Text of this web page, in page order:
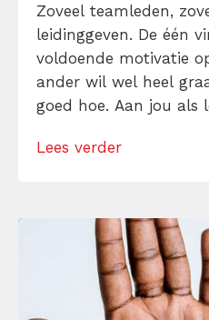
Zoveel teamleden,
leidinggeven. De één
voldoende motivatie
ander wil wel heel
goed hoe. Aan jou als
bepalen wat iedereen
Lees verder